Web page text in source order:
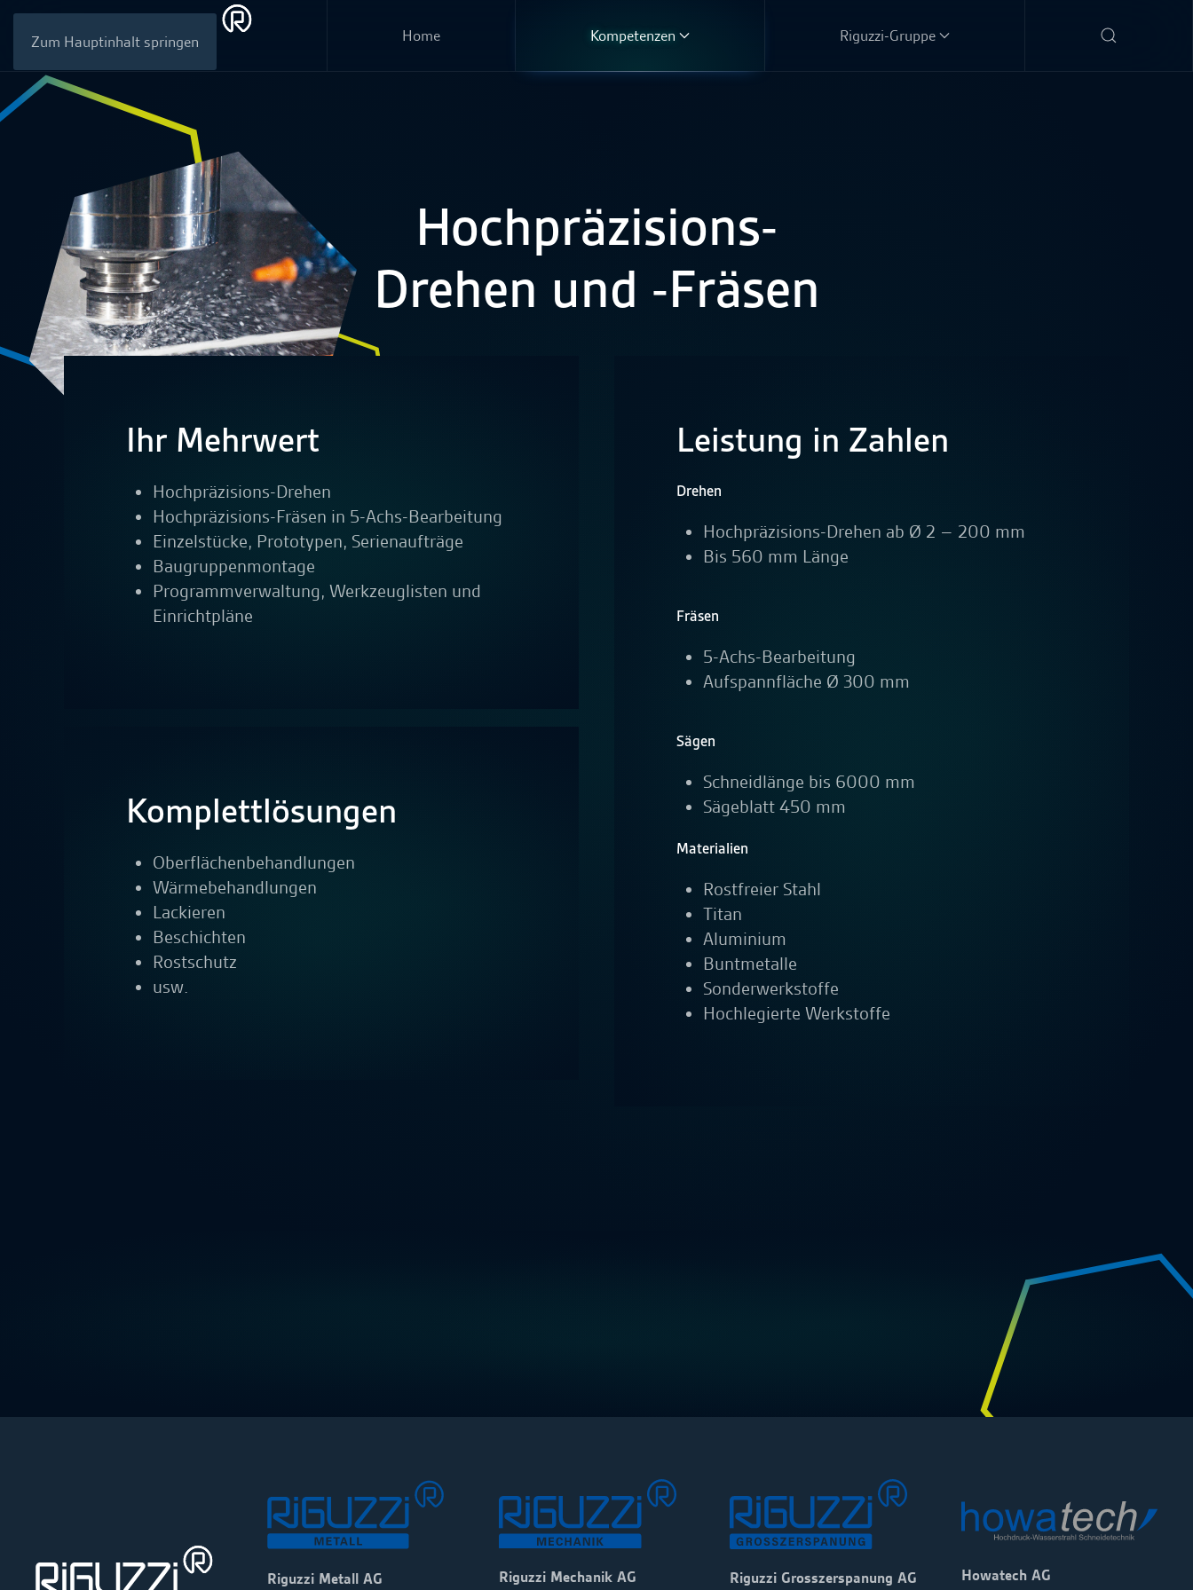
Zum Hauptinhalt springen Home Kompetenzen Riguzzi-Gruppe
Hochpräzisions-
Drehen und -Fräsen
Ihr Mehrwert
Hochpräzisions-Drehen
Hochpräzisions-Fräsen in 5-Achs-Bearbeitung
Einzelstücke, Prototypen, Serienaufträge
Baugruppenmontage
Programmverwaltung, Werkzeuglisten und
Einrichtpläne
Komplettlösungen
Oberflächenbehandlungen
Wärmebehandlungen
Lackieren
Beschichten
Rostschutz
usw.
Leistung in Zahlen
Drehen
Hochpräzisions-Drehen ab Ø 2 – 200 mm
Bis 560 mm Länge
Fräsen
5-Achs-Bearbeitung
Aufspannfläche Ø 300 mm
Sägen
Schneidlänge bis 6000 mm
Sägeblatt 450 mm
Materialien
Rostfreier Stahl
Titan
Aluminium
Buntmetalle
Sonderwerkstoffe
Hochlegierte Werkstoffe
Riguzzi Metall AG
Riguzzi Mechanik AG
Riguzzi Grosszerspanung AG
Howatech AG